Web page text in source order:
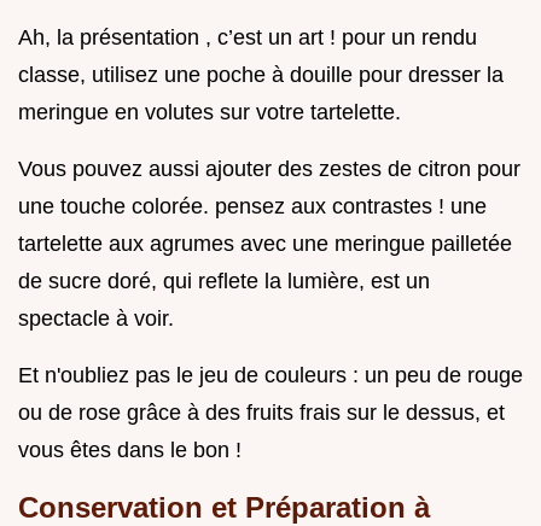
Ah, la présentation , c’est un art ! pour un rendu
classe, utilisez une poche à douille pour dresser la
meringue en volutes sur votre tartelette.
Vous pouvez aussi ajouter des zestes de citron pour
une touche colorée. pensez aux contrastes ! une
tartelette aux agrumes avec une meringue pailletée
de sucre doré, qui reflete la lumière, est un
spectacle à voir.
Et n'oubliez pas le jeu de couleurs : un peu de rouge
ou de rose grâce à des fruits frais sur le dessus, et
vous êtes dans le bon !
Conservation et Préparation à